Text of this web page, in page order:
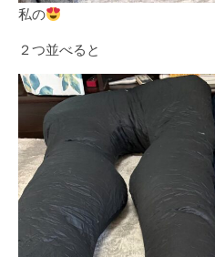
私の
２つ並べると